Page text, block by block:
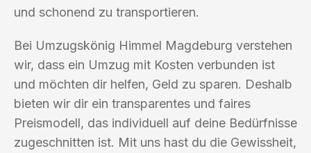
und schonend zu transportieren.
Bei Umzugskönig Himmel Magdeburg verstehen
wir, dass ein Umzug mit Kosten verbunden ist
und möchten dir helfen, Geld zu sparen. Deshalb
bieten wir dir ein transparentes und faires
Preismodell, das individuell auf deine Bedürfnisse
zugeschnitten ist. Mit uns hast du die Gewissheit,